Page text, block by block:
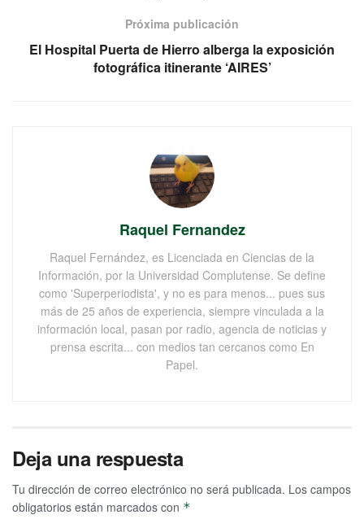
Próxima publicación
El Hospital Puerta de Hierro alberga la exposición
fotográfica itinerante ‘AIRES’
Raquel Fernandez
Raquel Fernández, es Licenciada en Ciencias de la
Información, por la Universidad Complutense. Se define
como 'Superperiodista', y no es para menos... pues sus
más de 25 años de experiencia, siempre vinculada a la
información local, pasan por radio, agencia de noticias y
prensa escrita... con medios tan cercanos como En
Papel.
Deja una respuesta
Tu dirección de correo electrónico no será publicada. Los campos
obligatorios están marcados con *